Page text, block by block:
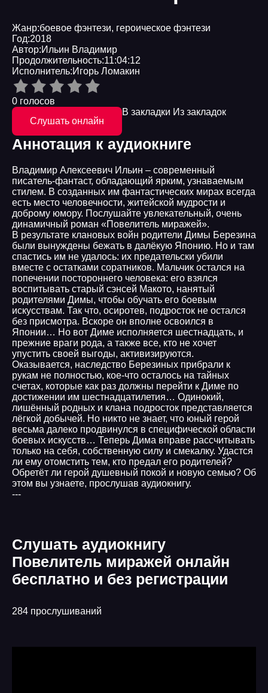
Жанр:боевое фэнтези, героическое фэнтези
Год:2018
Автор:Ильин Владимир
Продолжительность:11:04:12
Исполнитель:Игорь Ломакин
0 голосов
Слушать онлайн
В закладки Из закладок
Аннотация к аудиокниге
Владимир Алексеевич Ильин – современный
писатель-фантаст, обладающий ярким, узнаваемым
стилем. В созданных им фантастических мирах всегда
есть место человечности, житейской мудрости и
доброму юмору. Послушайте увлекательный, очень
динамичный роман «Повелитель миражей».
В результате клановых войн родители Димы Березина
были вынуждены бежать в далёкую Японию. Но и там
спастись им не удалось: их предательски убили
вместе с остатками соратников. Мальчик остался на
попечении постороннего человека: его взялся
воспитывать старый сэнсей Макото, нанятый
родителями Димы, чтобы обучать его боевым
искусствам. Так что, осиротев, подросток не остался
без присмотра. Вскоре он вполне освоился в
Японии… Но вот Диме исполняется шестнадцать, и
прежние враги рода, а также все, кто не хочет
упустить своей выгоды, активизируются.
Оказывается, наследство Березиных прибрали к
рукам не полностью, кое-что осталось на тайных
счетах, которые как раз должны перейти к Диме по
достижении им шестнадцатилетия… Одинокий,
лишённый родных и клана подросток представляется
лёгкой добычей. Но никто не знает, что юный герой
весьма далеко продвинулся в специфической области
боевых искусств… Теперь Дима вправе рассчитывать
только на себя, собственную силу и смекалку. Удастся
ли ему отомстить тем, кто предал его родителей?
Обретёт ли герой душевный покой и новую семью? Об
этом вы узнаете, прослушав аудиокнигу.
---
Слушать аудиокнигу
Повелитель миражей онлайн
бесплатно и без регистрации
284 прослушиваний